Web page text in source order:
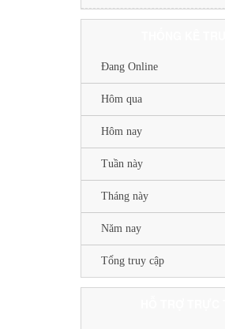
Đang Online
Hôm qua
Hôm nay
Tuần này
Tháng này
Năm nay
Tổng truy cập